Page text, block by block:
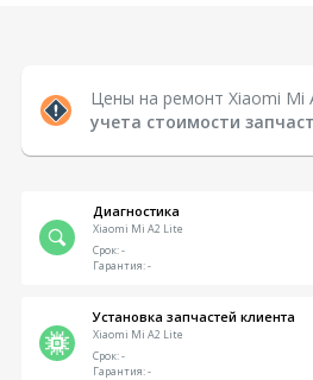
Цены на ремонт Xiaomi Mi
учета стоимости
Диагностика
Xiaomi Mi A2 Lite
Срок:-
Гарантия:-
Установка запчастей клиента
Xiaomi Mi A2 Lite
Срок:-
Гарантия:-